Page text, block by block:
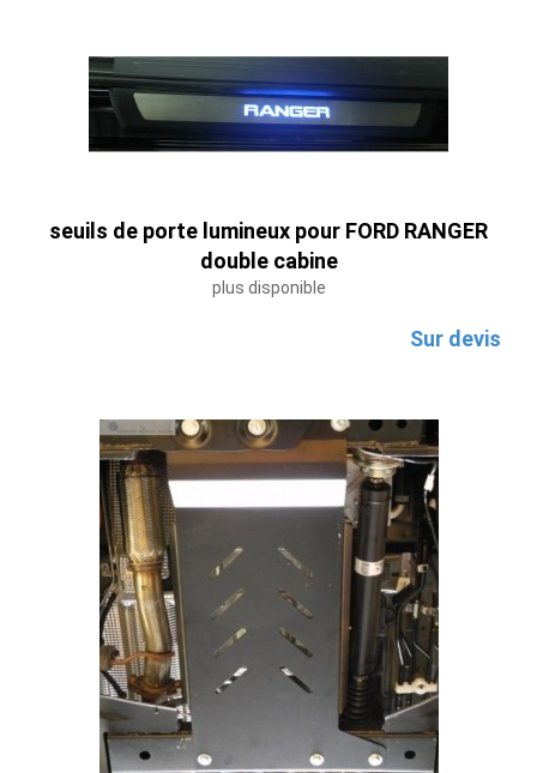
seuils de porte lumineux pour FORD RANGER
double cabine
plus disponible
Sur devis